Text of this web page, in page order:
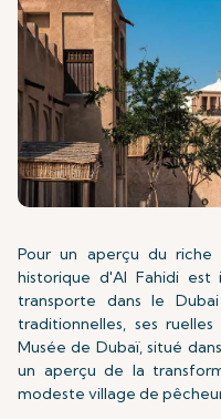
Pour un aperçu du
historique d'Al Fahidi est
transporte dans le
traditionnelles, ses
Musée de Dubaï, situé
un aperçu de la
modeste village de